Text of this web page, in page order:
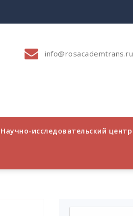
info@rosacademtrans.ru
Научно-исследовательский центр